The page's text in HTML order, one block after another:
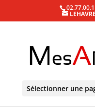
Sélectionner une